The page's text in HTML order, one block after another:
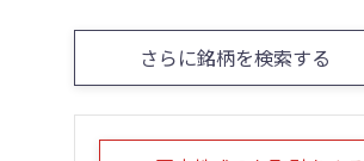
さらに銘柄を検索する